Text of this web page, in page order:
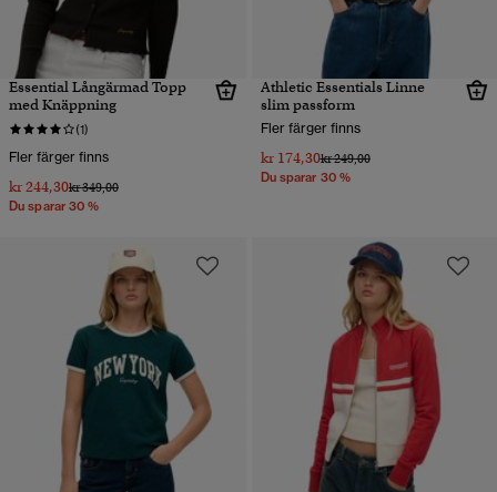
Essential Långärmad Topp
med Knäppning
(1)
Fler färger finns
kr 244,30Pris reducerat från
kr 349,00till
Du sparar 30 %
Athletic Essentials Linne
slim passform
Fler färger finns
kr 174,30Pris reducerat från
kr 249,00till
Du sparar 30 %